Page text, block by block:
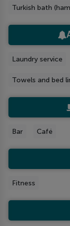
Turkish bath
Laundry service
Towels and bed
Bar Café
Fitness